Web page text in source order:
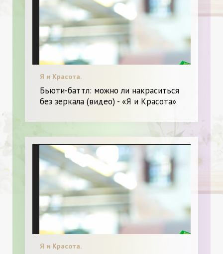
Я и Красота.
Бьюти-баттл: можно ли накраситься
без зеркала (видео) - «Я и Красота»
Я и Красота.